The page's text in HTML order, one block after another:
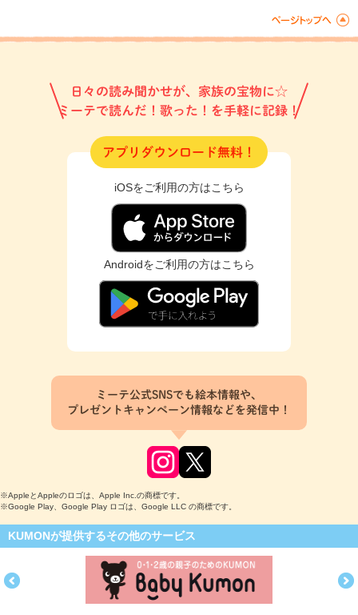
日々の読み聞かせが、家族の宝物に☆
ミーテで読んだ！歌った！を手軽に記録！
アプリダウンロード無料！
iOSをご利用の方はこちら
Androidをご利用の方はこちら
ミーテ公式SNSでも絵本情報や、
プレゼントキャンペーン情報などを発信中！
※AppleとAppleのロゴは、Apple Inc.の商標です。
※Google Play、Google Play ロゴは、Google LLC の商標です。
KUMONが提供するその他のサービス